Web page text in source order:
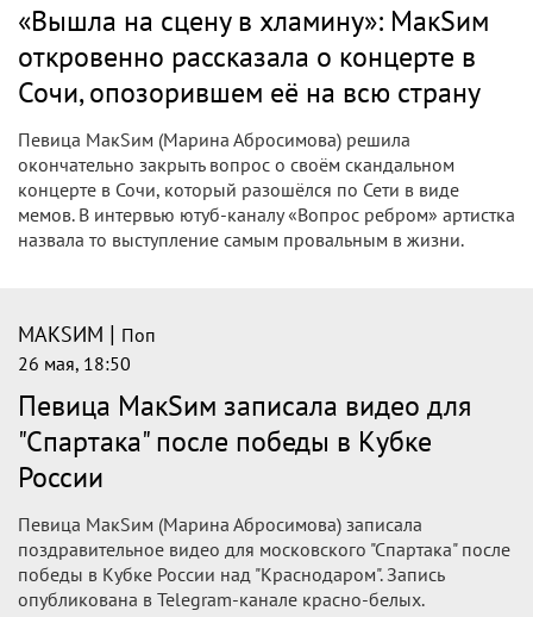
«Вышла на сцену в хламину»: МакSим
откровенно рассказала о концерте в
Сочи, опозорившем её на всю страну
Певица МакSим (Марина Абросимова) решила
окончательно закрыть вопрос о своём скандальном
концерте в Сочи, который разошёлся по Сети в виде
мемов. В интервью ютуб-каналу «Вопрос ребром» артистка
назвала то выступление самым провальным в жизни.
МАКSИМ | Поп
26 мая, 18:50
Певица МакSим записала видео для
"Спартака" после победы в Кубке
России
Певица МакSим (Марина Абросимова) записала
поздравительное видео для московского "Спартака" после
победы в Кубке России над "Краснодаром". Запись
опубликована в Telegram-канале красно-белых.